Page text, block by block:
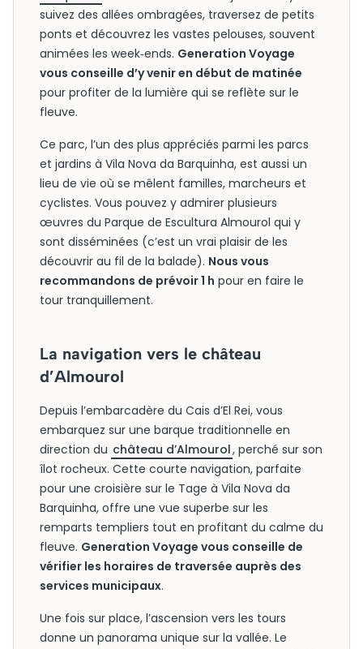
suivez des allées ombragées, traversez de petits
ponts et découvrez les vastes pelouses, souvent
animées les week‑ends. Generation Voyage
vous conseille d’y venir en début de matinée
pour profiter de la lumière qui se reflète sur le
fleuve.
Ce parc, l’un des plus appréciés parmi les parcs
et jardins à Vila Nova da Barquinha, est aussi un
lieu de vie où se mêlent familles, marcheurs et
cyclistes. Vous pouvez y admirer plusieurs
œuvres du Parque de Escultura Almourol qui y
sont disséminées (c’est un vrai plaisir de les
découvrir au fil de la balade). Nous vous
recommandons de prévoir 1 h pour en faire le
tour tranquillement.
La navigation vers le château
d’Almourol
Depuis l’embarcadère du Cais d’El Rei, vous
embarquez sur une barque traditionnelle en
direction du château d’Almourol, perché sur son
îlot rocheux. Cette courte navigation, parfaite
pour une croisière sur le Tage à Vila Nova da
Barquinha, offre une vue superbe sur les
remparts templiers tout en profitant du calme du
fleuve. Generation Voyage vous conseille de
vérifier les horaires de traversée auprès des
services municipaux.
Une fois sur place, l’ascension vers les tours
donne un panorama unique sur la vallée. Le